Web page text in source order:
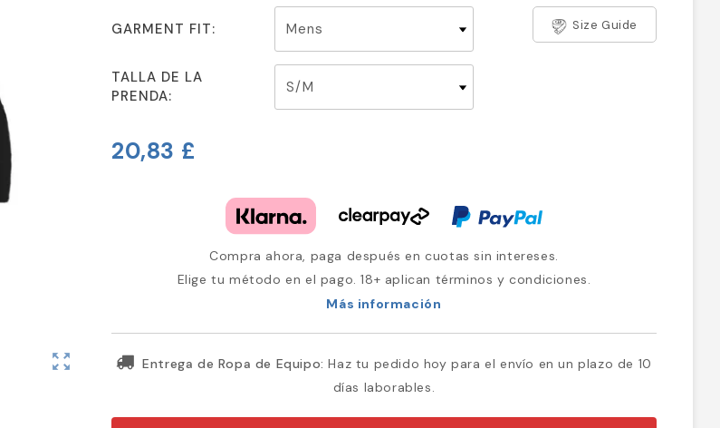
zoom_out_map
GARMENT FIT: Size Guide
TALLA DE LA
PRENDA:
20,83 £
Compra ahora, paga después en cuotas sin intereses.
Elige tu método en el pago. 18+ aplican términos y condiciones.
Más información
Entrega de Ropa de Equipo: Haz tu pedido hoy para el envío en un plazo de 10
días laborables.